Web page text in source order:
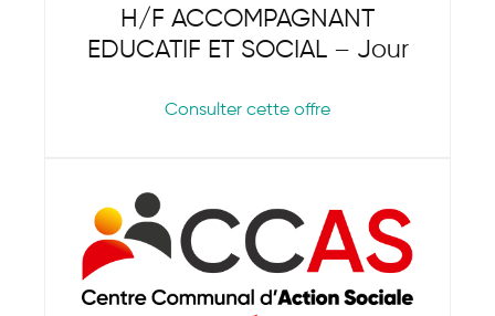
H/F ACCOMPAGNANT
EDUCATIF ET SOCIAL – Jour
Consulter cette offre